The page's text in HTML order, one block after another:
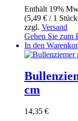
Enthält 19%
(5,49 € / 1
zzgl. Versand
Gehen Sie zum
In den
cm
14,35 €